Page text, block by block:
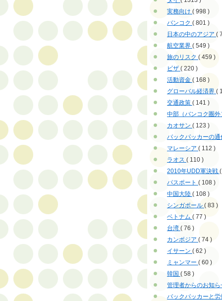
実務向け ( 998 )
バンコク ( 801 )
日本の中のアジア (
航空業界 ( 549 )
旅のリスク ( 459 )
ビザ ( 220 )
活動資金 ( 168 )
グローバル経済界 (
交通政策 ( 141 )
中部（バンコク圏
カオサン ( 123 )
バックパッカーの
マレーシア ( 112 )
ラオス ( 110 )
2010年UDD軍決戦
パスポート ( 108 )
中国大陸 ( 108 )
シンガポール ( 83 )
ベトナム ( 77 )
台湾 ( 76 )
カンボジア ( 74 )
イサーン ( 62 )
ミャンマー ( 60 )
韓国 ( 58 )
管理者からのお知
バックパッカーと